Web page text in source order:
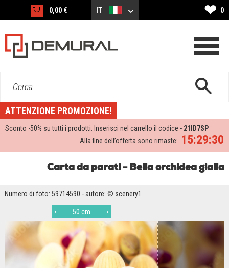
0,00 € IT ❤ 0
Cerca...
ATTENZIONE PROMOZIONE!
Sconto -50% su tutti i prodotti. Inserisci nel carrello il codice - 21ID7SP
15:29:29
Alla fine dell’offerta sono rimaste:
Carta da parati - Bella orchidea gialla
Numero di foto: 59714590 - autore: © scenery1
50 cm